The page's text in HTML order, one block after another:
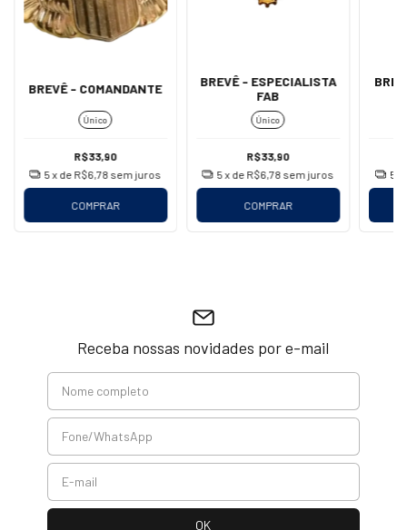
BREVÊ - COMANDANTE
Único
R$33,90
5x de R$6,78 sem juros
COMPRAR
BREVÊ - ESPECIALISTA
FAB
Único
R$33,90
5 x de R$6,78 sem juros
COMPRAR
5
Receba nossas novidades por e-mail